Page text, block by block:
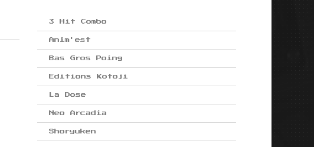
3 Hit Combo
Anim'est
Bas Gros Poing
Editions Kotoji
La Dose
Neo Arcadia
Shoryuken